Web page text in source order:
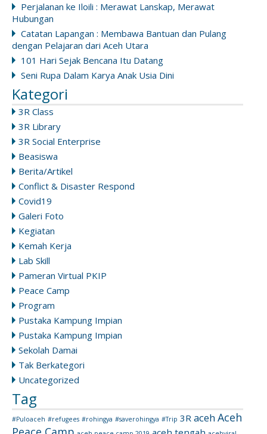
Perjalanan ke Iloili : Merawat Lanskap, Merawat
Hubungan
Catatan Lapangan : Membawa Bantuan dan Pulang
dengan Pelajaran dari Aceh Utara
101 Hari Sejak Bencana Itu Datang
Seni Rupa Dalam Karya Anak Usia Dini
Kategori
3R Class
3R Library
3R Social Enterprise
Beasiswa
Berita/Artikel
Conflict & Disaster Respond
Covid19
Galeri Foto
Kegiatan
Kemah Kerja
Lab Skill
Pameran Virtual PKIP
Peace Camp
Program
Pustaka Kampung Impian
Pustaka Kampung Impian
Sekolah Damai
Tak Berkategori
Uncategorized
Tag
#Puloaceh #refugees #rohingya #saverohingya #Trip 3R acehAceh